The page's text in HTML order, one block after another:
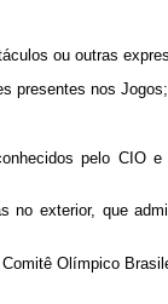
ou outras
presentes nos
pelo CIOe
exterior, que
Olímpico